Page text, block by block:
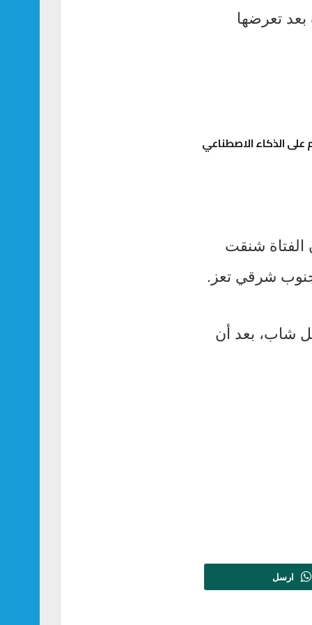
تعرضها
الذكاء الاصطناعي
الفتاة شنقت
جنوب شرقي تعز.
شاب، بعد أن
ارسل